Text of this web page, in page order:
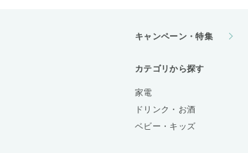
キャンペーン・特集
カテゴリから探す
家電
ドリンク・お酒
ベビー・キッズ